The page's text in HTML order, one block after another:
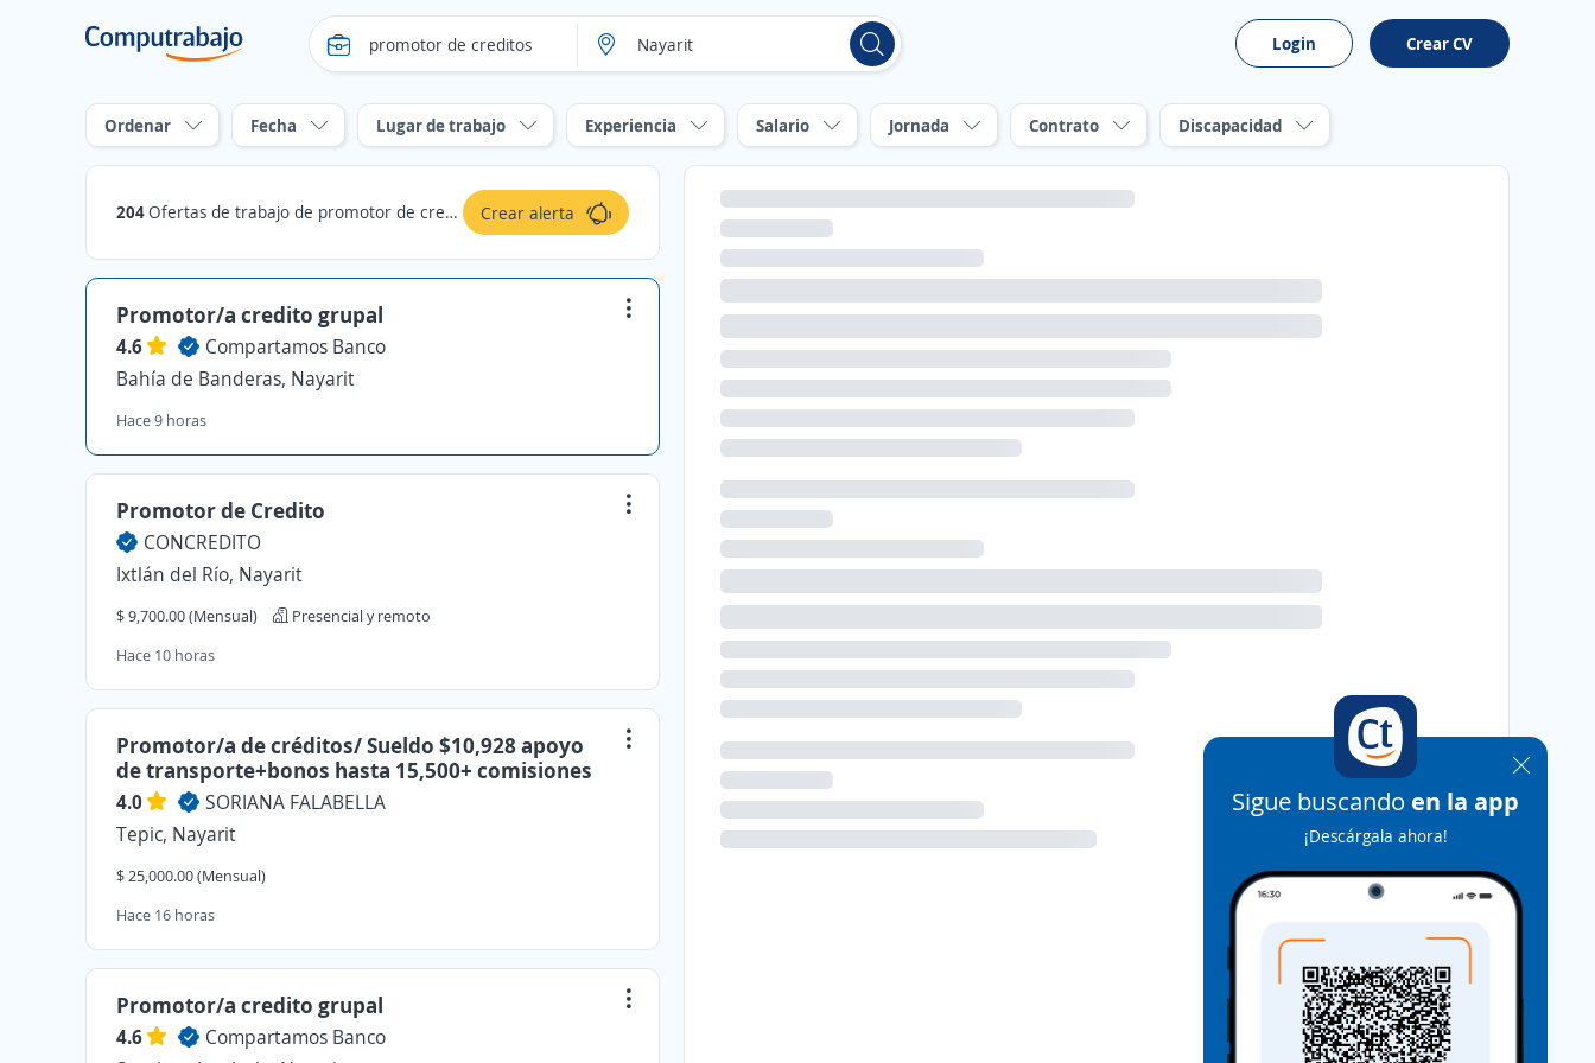
Login Crear CV
Ordenar Fecha Lugar de trabajo Experiencia Salario Jornada Contrato Discapacidad
204Ofertas de trabajo de promotor de creditos en Nayarit Crear alerta
Promotor/a credito grupal
4.6
Compartamos Banco
Bahía de Banderas, Nayarit
Hace 9 horas
Promotor de Credito
CONCREDITO
Ixtlán del Río, Nayarit
$ 9,700.00 (Mensual)
Presencial y remoto
Hace 10 horas
Promotor/a de créditos/ Sueldo $10,928 apoyo
de transporte+bonos hasta 15,500+ comisiones
4.0
SORIANA FALABELLA
Tepic, Nayarit
$ 25,000.00 (Mensual)
Hace 16 horas
Promotor/a credito grupal
4.6
Compartamos Banco
Sigue buscando en la app
¡Descárgala ahora!